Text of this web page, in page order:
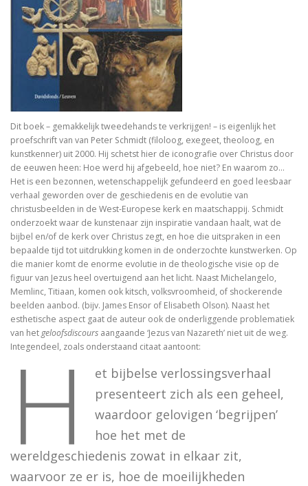
In Praise of Doubt
Bruiloft (I, II) Preken over het Hooglied
Philosophy of Religion in the Renaissance
Troost in filosofie
Mag ik? Dank je. Sorry.
Waar blijft de kerk?
God. A Very Short Introduction
Bach’s Personal copy of Calov’s Bible Commentary
Bardot, Fallaci, Houellebecq en Wilders….
Allesomvattende onderwijsleer. Didactica
Meursault: contre-enquête
Tegenwoordigheid van geest als Europese uitdaging
De ontdekking van het Nieuwe Testament
Ontluikend christendom
Dit boek – gemakkelijk tweedehands te verkrijgen! – is eigenlijk het
proefschrift van van Peter Schmidt (filoloog, exegeet, theoloog, en
kunstkenner) uit 2000. Hij schetst hier de iconografie over Christus door
de eeuwen heen: Hoe werd hij afgebeeld, hoe niet? En waarom zo…
Het is een bezonnen, wetenschappelijk gefundeerd en goed leesbaar
verhaal geworden over de geschiedenis en de evolutie van
christusbeelden in de West-Europese kerk en maatschappij. Schmidt
onderzoekt waar de kunstenaar zijn inspiratie vandaan haalt, wat de
bijbel en/of de kerk over Christus zegt, en hoe die uitspraken in een
bepaalde tijd tot uitdrukking komen in de onderzochte kunstwerken. Op
die manier komt de enorme evolutie in de theologische visie op de
figuur van Jezus heel overtuigend aan het licht. Naast Michelangelo,
Memlinc, Titiaan, komen ook kitsch, volksvroomheid, of shockerende
beelden aanbod. (bijv. James Ensor of Elisabeth Olson). Naast het
esthetische aspect gaat de auteur ook de onderliggende problematiek
van hetgeloofsdiscours aangaande ‘Jezus van Nazareth’ niet uit de weg.
Integendeel, zoals onderstaand citaat aantoont:
H
et bijbelse verlossingsverhaal
presenteert zich als een geheel,
waardoor gelovigen ‘begrijpen’
hoe het met de
wereldgeschiedenis zowat in elkaar zit,
waarvoor ze er is, hoe de moeilijkheden